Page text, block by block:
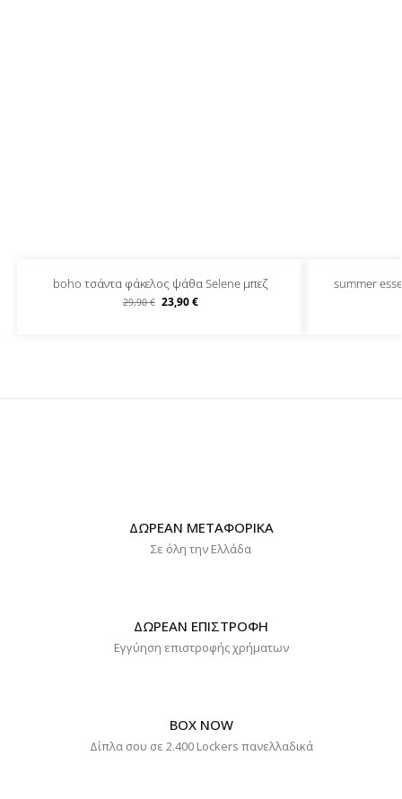
boho τσάντα φάκελος ψάθα Selene μπεζ
29,90€ 23,90€
summer
ΔΩΡΕΑΝ ΜΕΤΑΦΟΡΙΚΑ
Σε όλη την Ελλάδα
ΔΩΡΕΑΝ ΕΠΙΣΤΡΟΦΗ
Εγγύηση επιστροφής χρήματων
BOX NOW
Δίπλα σου σε 2.400 Lockers πανελλαδικά